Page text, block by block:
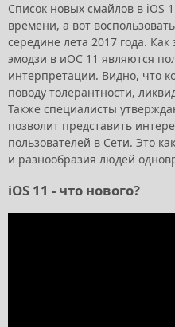
Список новых смайлов в iOS
времени, а вот
середине лета 2017 года.
эмодзи в иОС 11 являются
интерпретации. Видно, что
поводу толерантности,
Также специалисты
позволит представить
пользователей в Сети. Это
и разнообразия людей
iOS 11 - что нового?